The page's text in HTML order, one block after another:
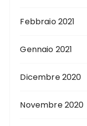
Febbraio 2021
Gennaio 2021
Dicembre 2020
Novembre 2020